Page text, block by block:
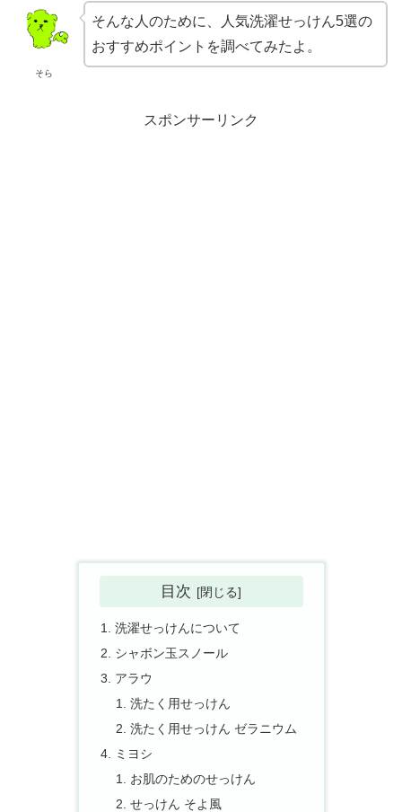
そら
そんな人のために、人気洗濯せっけん5選の
おすすめポイントを調べてみたよ。
スポンサーリンク
目次
洗濯せっけんについて
シャボン玉スノール
アラウ
洗たく用せっけん
洗たく用せっけん ゼラニウム
ミヨシ
お肌のためのせっけん
せっけん そよ風